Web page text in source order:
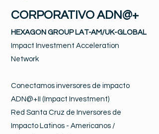
CORPORATIVO ADN@+
HEXAGON GROUP LAT-AM/UK-GLOBAL
Impact Investment Acceleration
Network
Conectamos inversores de impacto
ADN@+II (Impact Investment)
Red Santa Cruz de Inversores de
Impacto Latinos - Americanos /